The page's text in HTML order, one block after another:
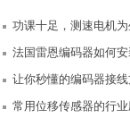
功课十足，测速电机
法国雷恩编码器如何
让你秒懂的编码器接
常用位移传感器的行